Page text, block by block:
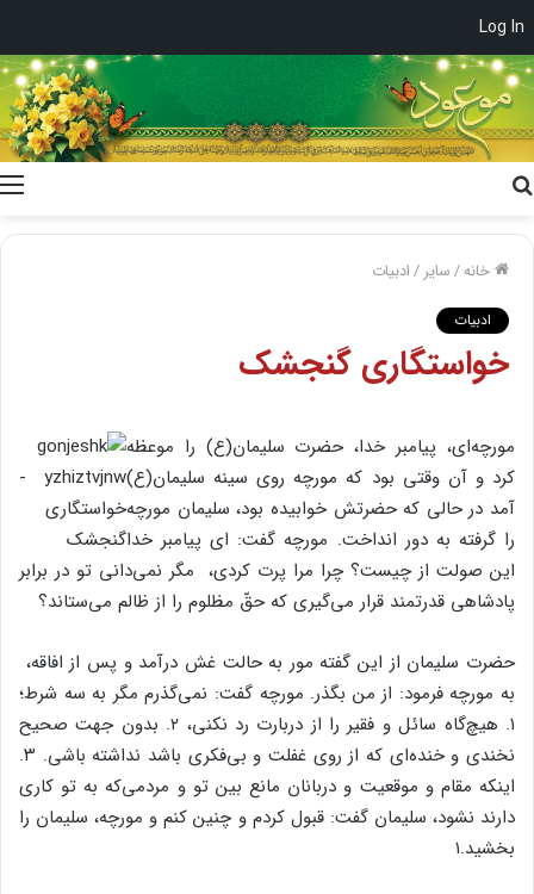
Log In
خانه/سایر /ادبیات
ادبیات
خواستگاری گنجشک
مورچه‌ای، پیامبر خدا، حضرت سلیمان(ع) را موعظه
کرد و آن وقتی بود که مورچه روی سینه سلیمان(ع)
آمد در حالی که حضرتش خوابیده بود، سلیمان مورچه
را گرفته به دور انداخت. مورچه گفت: ای پیامبر خدا
این صولت از چیست؟ چرا مرا پرت کردی، ‌ مگر نمی‌دانی تو در برابر
پادشاهی قدرتمند قرار می‌گیری که حقّ مظلوم را از ظالم می‌ستاند؟
حضرت سلیمان از این گفته مور به حالت غش درآمد و پس از افاقه، ‌
به مورچه فرمود: از من بگذر. مورچه گفت: نمی‌گذرم مگر به سه شرط؛
۱. هیچ‌گاه سائل و فقیر را از دربارت رد نکنی، ۲. بدون جهت صحیح
نخندی و خنده‌ای که از روی غفلت و بی‌فکری باشد نداشته باشی. ۳.
اینکه مقام و موقعیت و دربانان مانع بین تو و مردمی‌که به تو کاری
دارند نشود، سلیمان گفت: قبول کردم و چنین کنم و مورچه، سلیمان را
بخشید.۱